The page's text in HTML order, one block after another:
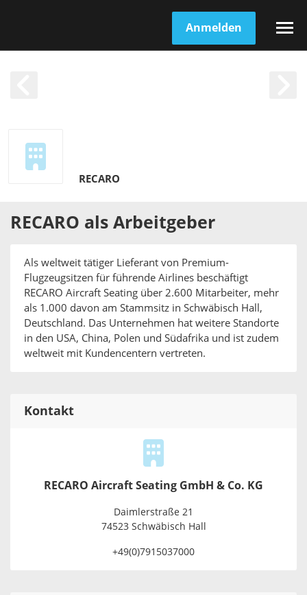
Anmelden
RECARO
RECARO als Arbeitgeber
Als weltweit tätiger Lieferant von Premium-
Flugzeugsitzen für führende Airlines beschäftigt
RECARO Aircraft Seating über 2.600 Mitarbeiter, mehr
als 1.000 davon am Stammsitz in Schwäbisch Hall,
Deutschland. Das Unternehmen hat weitere Standorte
in den USA, China, Polen und Südafrika und ist zudem
weltweit mit Kundencentern vertreten.
Kontakt
RECARO Aircraft Seating GmbH & Co. KG
Daimlerstraße 21
74523 Schwäbisch Hall
+49(0)7915037000